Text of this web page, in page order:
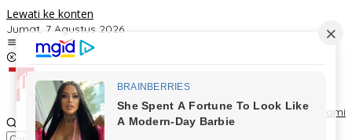
Lewati ke konten
Jumat, 7 Agustus 2026
Tentang Kami